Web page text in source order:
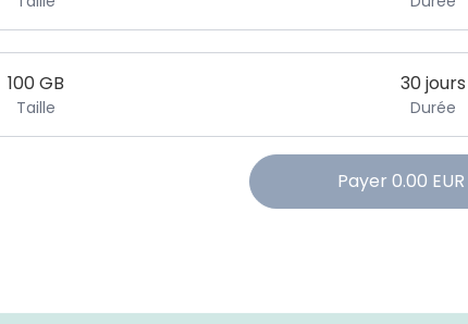
100GB
Taille
30 jours
Durée
Payer 0.00 EUR